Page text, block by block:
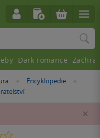
»Encyklopedie
Dark romance